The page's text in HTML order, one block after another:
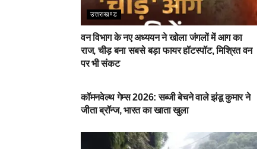
उत्तराखण्ड
वन विभाग के नए अध्ययन ने खोला जंगलों में आग का
राज, चीड़ बना सबसे बड़ा फायर हॉटस्पॉट, मिश्रित वन
पर भी संकट
कॉमनवेल्थ गेम्स 2026: सब्जी बेचने वाले झंडू कुमार ने
जीता ब्रॉन्ज, भारत का खाता खुला